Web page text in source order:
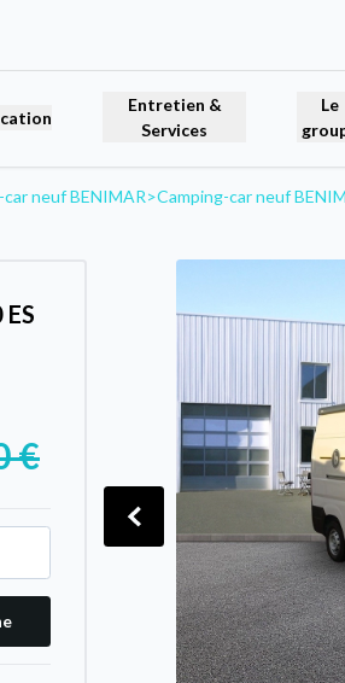
Entretien &
Services
Le
neuf BENIMAR>Camping-car neuf
€